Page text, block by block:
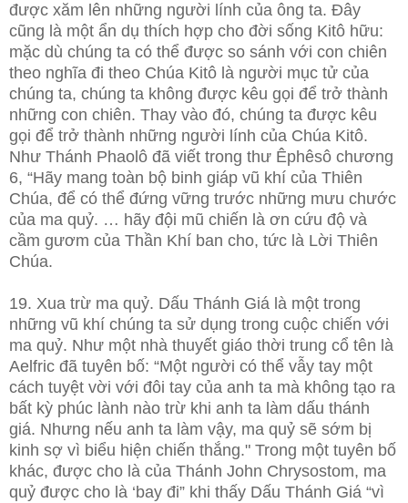
được xăm lên những người lính của ông ta. Đây
cũng là một ẩn dụ thích hợp cho đời sống Kitô hữu:
mặc dù chúng ta có thể được so sánh với con chiên
theo nghĩa đi theo Chúa Kitô là người mục tử của
chúng ta, chúng ta không được kêu gọi để trở thành
những con chiên. Thay vào đó, chúng ta được kêu
gọi để trở thành những người lính của Chúa Kitô.
Như Thánh Phaolô đã viết trong thư Êphêsô chương
6, “Hãy mang toàn bộ binh giáp vũ khí của Thiên
Chúa, để có thể đứng vững trước những mưu chước
của ma quỷ. … hãy đội mũ chiến là ơn cứu độ và
cầm gươm của Thần Khí ban cho, tức là Lời Thiên
Chúa.
19. Xua trừ ma quỷ. Dấu Thánh Giá là một trong
những vũ khí chúng ta sử dụng trong cuộc chiến với
ma quỷ. Như một nhà thuyết giáo thời trung cổ tên là
Aelfric đã tuyên bố: “Một người có thể vẫy tay một
cách tuyệt vời với đôi tay của anh ta mà không tạo ra
bất kỳ phúc lành nào trừ khi anh ta làm dấu thánh
giá. Nhưng nếu anh ta làm vậy, ma quỷ sẽ sớm bị
kinh sợ vì biểu hiện chiến thắng." Trong một tuyên bố
khác, được cho là của Thánh John Chrysostom, ma
quỷ được cho là ‘bay đi” khi thấy Dấu Thánh Giá “vì